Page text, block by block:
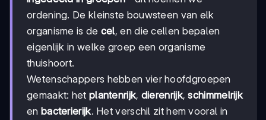
ordening. De kleinste bouwsteen van elk
organisme is de cel, en die cellen bepalen
eigenlijk in welke groep een organisme
thuishoort.
Wetenschappers hebben vier hoofdgroepen
gemaakt: het plantenrijk, dierenrijk,schimmelrijk
en bacterierijk. Het verschil zit hem vooral in